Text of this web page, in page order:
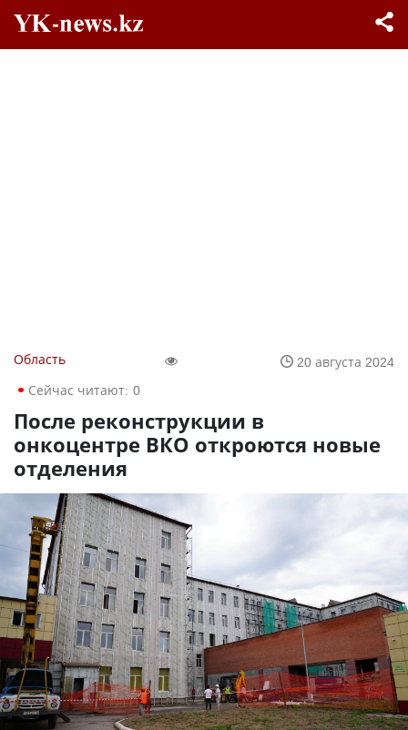
Область
20 августа 2024
Сейчас читают: 0
После реконструкции в
онкоцентре ВКО откроются новые
отделения